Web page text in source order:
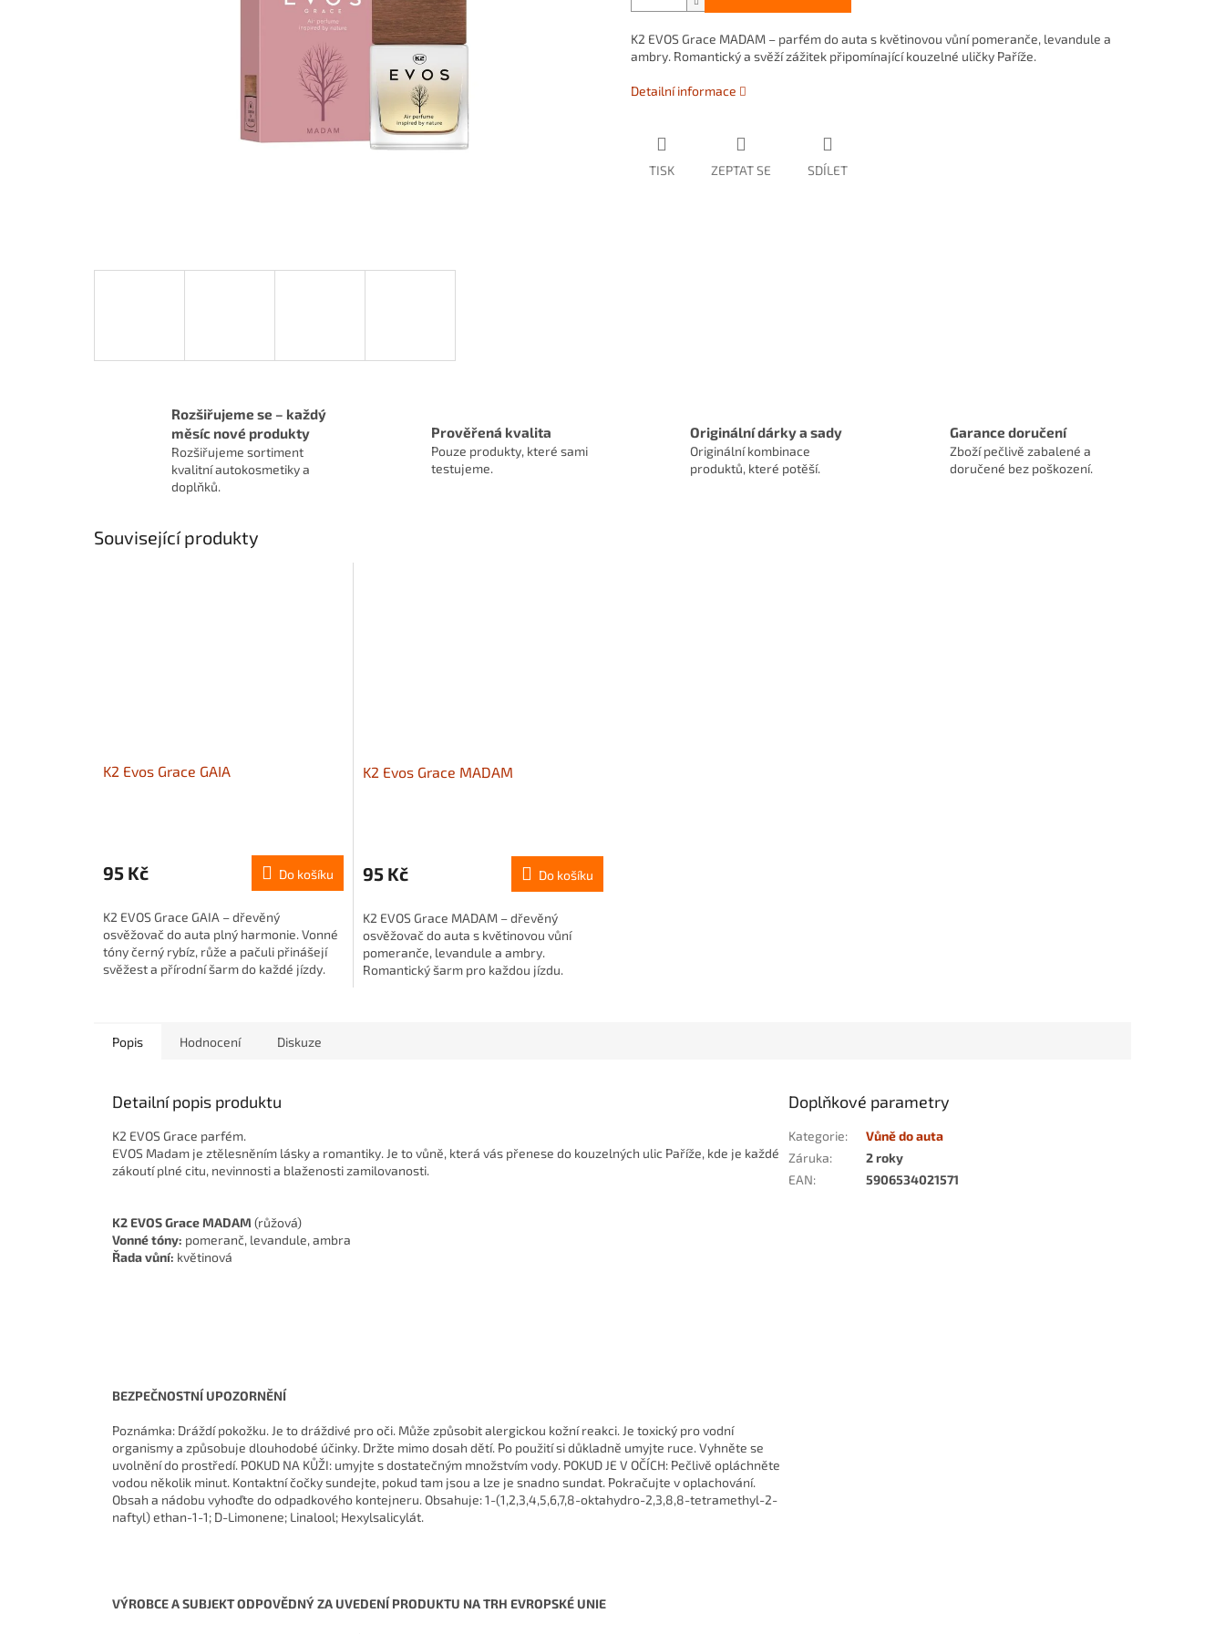
K2 EVOS Grace MADAM – parfém do auta s květinovou vůní pomeranče, levandule a
ambry. Romantický a svěží zážitek připomínající kouzelné uličky Paříže.
Detailní informace
TISK ZEPTAT SE SDÍLET
Rozšiřujeme se – každý
měsíc nové produkty
Rozšiřujeme sortiment
kvalitní autokosmetiky a
doplňků.
Prověřená kvalita
Pouze produkty, které sami
testujeme.
Originální dárky a sady
Originální kombinace
produktů, které potěší.
Garance doručení
Zboží pečlivě zabalené a
doručené bez poškození.
Související produkty
K2 Evos Grace GAIA
95 Kč Do košíku
K2 EVOS Grace GAIA – dřevěný
osvěžovač do auta plný harmonie. Vonné
tóny černý rybíz, růže a pačuli přinášejí
svěžest a přírodní šarm do každé jízdy.
K2 Evos Grace MADAM
95 Kč Do košíku
K2 EVOS Grace MADAM – dřevěný
osvěžovač do auta s květinovou vůní
pomeranče, levandule a ambry.
Romantický šarm pro každou jízdu.
Popis Hodnocení Diskuze
Detailní popis produktu
K2 EVOS Grace parfém.
EVOS Madam je ztělesněním lásky a romantiky. Je to vůně, která vás přenese do kouzelných ulic Paříže, kde je každé
zákoutí plné citu, nevinnosti a blaženosti zamilovanosti.
K2 EVOS Grace MADAM (růžová)
Vonné tóny: pomeranč, levandule, ambra
Řada vůní: květinová
BEZPEČNOSTNÍ UPOZORNĚNÍ
Poznámka: Dráždí pokožku. Je to dráždivé pro oči. Může způsobit alergickou kožní reakci. Je toxický pro vodní
organismy a způsobuje dlouhodobé účinky. Držte mimo dosah dětí. Po použití si důkladně umyjte ruce. Vyhněte se
uvolnění do prostředí. POKUD NA KŮŽI: umyjte s dostatečným množstvím vody. POKUD JE V OČÍCH: Pečlivě opláchněte
vodou několik minut. Kontaktní čočky sundejte, pokud tam jsou a lze je snadno sundat. Pokračujte v oplachování.
Obsah a nádobu vyhoďte do odpadkového kontejneru. Obsahuje: 1-(1,2,3,4,5,6,7,8-oktahydro-2,3,8,8-tetramethyl-2-
naftyl) ethan-1-1; D-Limonene; Linalool; Hexylsalicylát.
VÝROBCE A SUBJEKT ODPOVĚDNÝ ZA UVEDENÍ PRODUKTU NA TRH EVROPSKÉ UNIE
Doplňkové parametry
Kategorie:
Vůně do auta
Záruka:
2 roky
EAN: 5906534021571